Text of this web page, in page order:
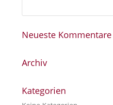
Neueste Kommentare
Archiv
Kategorien